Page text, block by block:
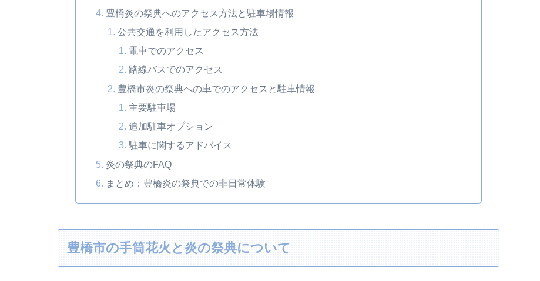
豊橋炎の祭典へのアクセス方法と駐車場情報
公共交通を利用したアクセス方法
電車でのアクセス
路線バスでのアクセス
豊橋市炎の祭典への車でのアクセスと駐車情報
主要駐車場
追加駐車オプション
駐車に関するアドバイス
炎の祭典のFAQ
まとめ：豊橋炎の祭典での非日常体験
豊橋市の手筒花火と炎の祭典について